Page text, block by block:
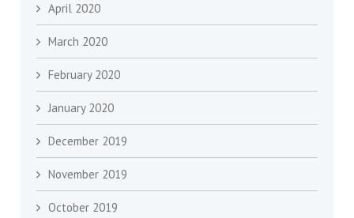
April 2020
March 2020
February 2020
January 2020
December 2019
November 2019
October 2019